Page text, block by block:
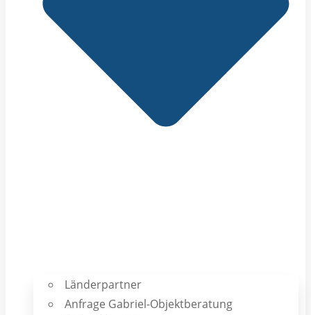
Länderpartner
Anfrage Gabriel-Objektberatung